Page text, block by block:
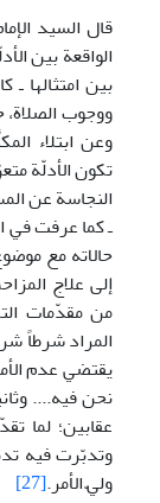
الواقعة بين
بين امتثالها
ووجوب
وعن ابتلاء
تكون الأدلّة
النجاسة عن
ـ كما عرفت في
حالاته مع
إلى علاج
من مقدّمات
المراد شرطاً
يقتضي عدم
نحن فيه....
عقابين؛ لما
وتدبّرت فيه
وليّ الأمر.[27]